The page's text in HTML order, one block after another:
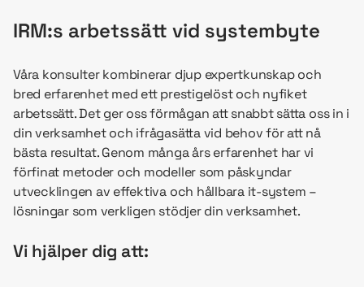
IRM:s arbetssätt vid systembyte
Våra konsulter kombinerar djup expertkunskap och
bred erfarenhet med ett prestigelöst och nyfiket
arbetssätt. Det ger oss förmågan att snabbt sätta oss in i
din verksamhet och ifrågasätta vid behov för att nå
bästa resultat. Genom många års erfarenhet har vi
förfinat metoder och modeller som påskyndar
utvecklingen av effektiva och hållbara it-system –
lösningar som verkligen stödjer din verksamhet.
Vi hjälper dig att: